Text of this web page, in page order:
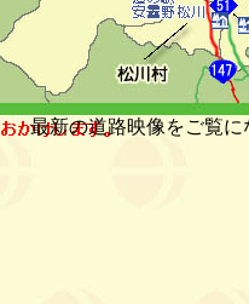
最新の道路映像をご覧